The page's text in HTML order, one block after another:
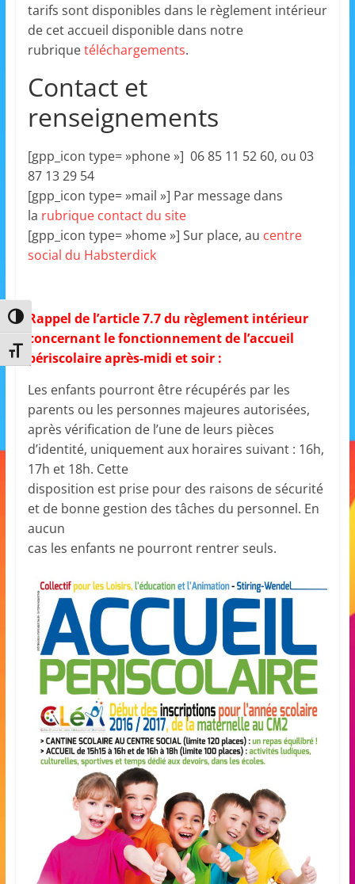
Passer en contraste élevé
Changer la taille de la police
n
i
m
i
n
à
p
a
r
d
e
3
a
n
s
v
c
e
é
A
tarifs sont disponibles dans le règlement intérieur
de cet accueil disponible dans notre
rubriquetéléchargements.
Contact et
renseignements
[gpp_icon type= »phone »] 06 85 11 52 60, ou 03
87 13 29 54
[gpp_icon type= »mail »] Par message dans
la rubrique contact du site
[gpp_icon type= »home »] Sur place, au centre
social du Habsterdick
Rappel de l’article 7.7 du règlement intérieur
concernant le fonctionnement de l’accueil
périscolaire après-midi et soir :
Les enfants pourront être récupérés par les
parents ou les personnes majeures autorisées,
après vérification de l’une de leurs pièces
d’identité, uniquement aux horaires suivant : 16h,
17h et 18h. Cette
disposition est prise pour des raisons de sécurité
et de bonne gestion des tâches du personnel. En
aucun
cas les enfants ne pourront rentrer seuls.